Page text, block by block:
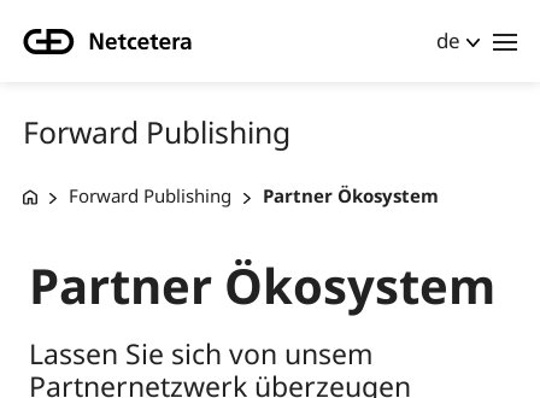
de
Forward Publishing
Forward Publishing Partner Ökosystem
Partner Ökosystem
Lassen Sie sich von unsem
Partnernetzwerk überzeugen